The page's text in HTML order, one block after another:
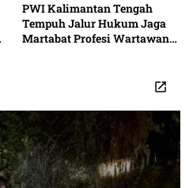
PWI Kalimantan Tengah
Tempuh Jalur Hukum Jaga
Martabat Profesi Wartawan